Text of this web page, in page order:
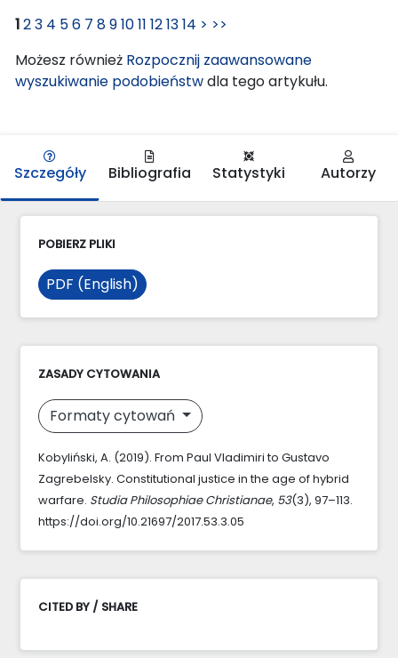
123 4 56 7 891011 121314 > >>
Możesz również Rozpocznij zaawansowane
wyszukiwanie podobieństwdla tego artykułu.
Szczegóły Bibliografia Statystyki Autorzy
POBIERZ PLIKI
PDF (English)
ZASADY CYTOWANIA
Formaty cytowań
Kobyliński, A. (2019). From Paul Vladimiri to Gustavo
Zagrebelsky. Constitutional justice in the age of hybrid
warfare. Studia Philosophiae Christianae, 53(3), 97–113.
https://doi.org/10.21697/2017.53.3.05
CITED BY / SHARE